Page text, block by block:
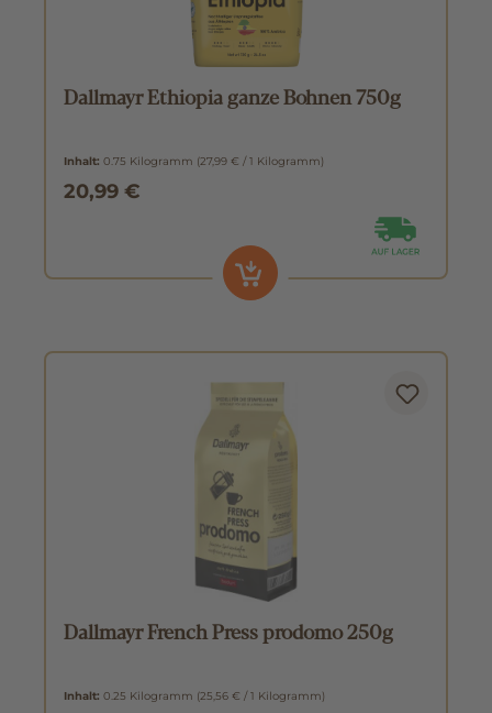
Dallmayr Ethiopia ganze Bohnen 750g
Inhalt: 0.75 Kilogramm (27,99 € / 1 Kilogramm)
20,99 €
Dallmayr French Press prodomo 250g
Inhalt: 0.25 Kilogramm (25,56 € / 1 Kilogramm)